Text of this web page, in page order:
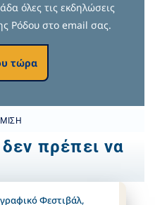
όλες τις εκδηλώσεις
Ρόδου στο email σας.
τώρα
πρέπει να
Φεστιβάλ,